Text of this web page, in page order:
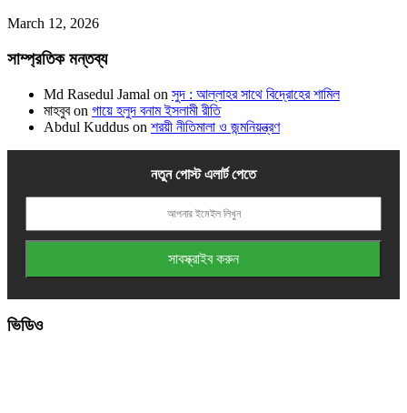
March 12, 2026
সাম্প্রতিক মন্তব্য
Md Rasedul Jamal on সুদ : আল্লাহর সাথে বিদ্রোহের শামিল
মাহবুবon গায়ে হলুদ বনাম ইসলামী রীতি
Abdul Kuddus on শরয়ী নীতিমালা ও জন্মনিয়ন্ত্রণ
নতুন পোস্ট এলার্ট পেতে
ভিডিও